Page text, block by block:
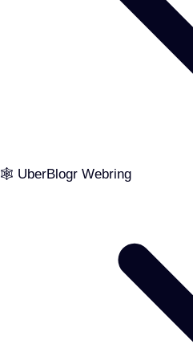
🕸️ UberBlogr Webring